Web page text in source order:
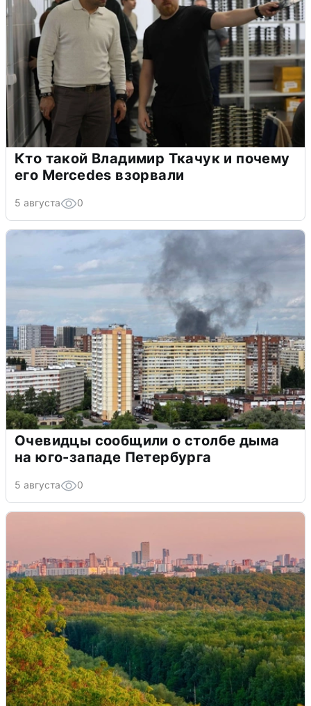
Кто такой Владимир Ткачук и почему
его Mercedes взорвали
5 августа 0
Очевидцы сообщили о столбе дыма
на юго-западе Петербурга
5 августа 0